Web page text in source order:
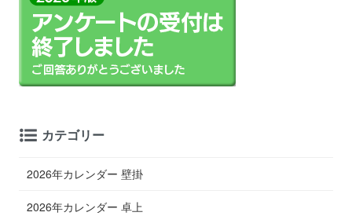
カテゴリー
2026年カレンダー 壁掛
2026年カレンダー 卓上